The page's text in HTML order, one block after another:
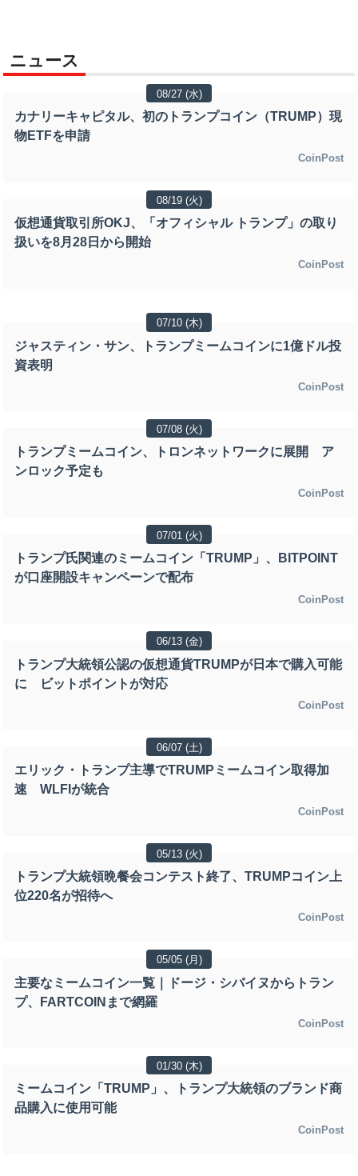
ニュース
08/27 (水)
カナリーキャピタル、初のトランプコイン（TRUMP）現
物ETFを申請
CoinPost
08/19 (火)
仮想通貨取引所OKJ、「オフィシャル トランプ」の取り
扱いを8月28日から開始
CoinPost
07/10 (木)
ジャスティン・サン、トランプミームコインに1億ドル投
資表明
CoinPost
07/08 (火)
トランプミームコイン、トロンネットワークに展開 ア
ンロック予定も
CoinPost
07/01 (火)
トランプ氏関連のミームコイン「TRUMP」、BITPOINT
が口座開設キャンペーンで配布
CoinPost
06/13 (金)
トランプ大統領公認の仮想通貨TRUMPが日本で購入可能
に ビットポイントが対応
CoinPost
06/07 (土)
エリック・トランプ主導でTRUMPミームコイン取得加
速 WLFIが統合
CoinPost
05/13 (火)
トランプ大統領晩餐会コンテスト終了、TRUMPコイン上
位220名が招待へ
CoinPost
05/05 (月)
主要なミームコイン一覧｜ドージ・シバイヌからトラン
プ、FARTCOINまで網羅
CoinPost
01/30 (木)
ミームコイン「TRUMP」、トランプ大統領のブランド商
品購入に使用可能
CoinPost